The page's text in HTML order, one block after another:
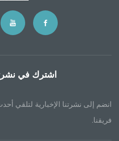
اشترك في
انضم إلى نشرتنا الإخبارية لتلقي
فريقنا.